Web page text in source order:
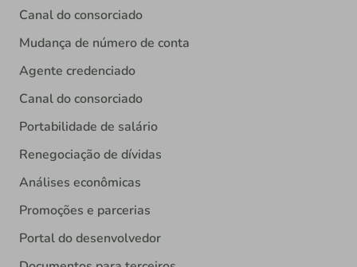
Canal do consorciado
Mudança de número de conta
Agente credenciado
Canal do consorciado
Portabilidade de salário
Renegociação de dívidas
Análises econômicas
Promoções e parcerias
Portal do desenvolvedor